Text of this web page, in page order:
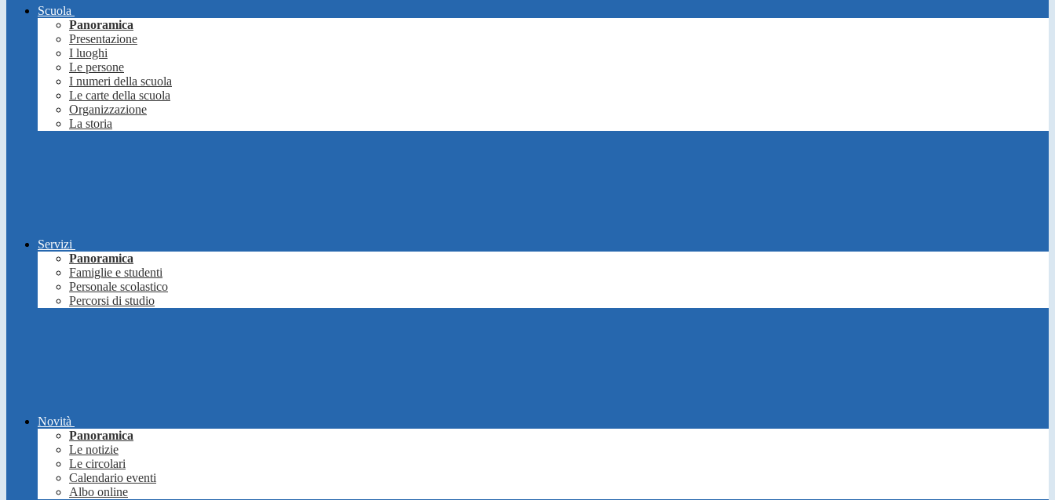
Scuola
Panoramica
Presentazione
I luoghi
Le persone
I numeri della scuola
Le carte della scuola
Organizzazione
La storia
Servizi
Panoramica
Famiglie e studenti
Personale scolastico
Percorsi di studio
Novità
Panoramica
Le notizie
Le circolari
Calendario eventi
Albo online